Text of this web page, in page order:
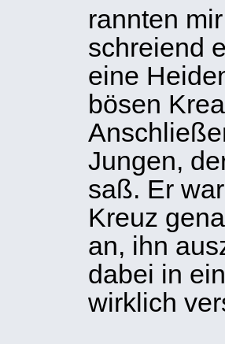
rannten
schreiend
eine
bösen
Jungen,
saß. Er
Kreuz
an, ihn
dabei in
wirklich